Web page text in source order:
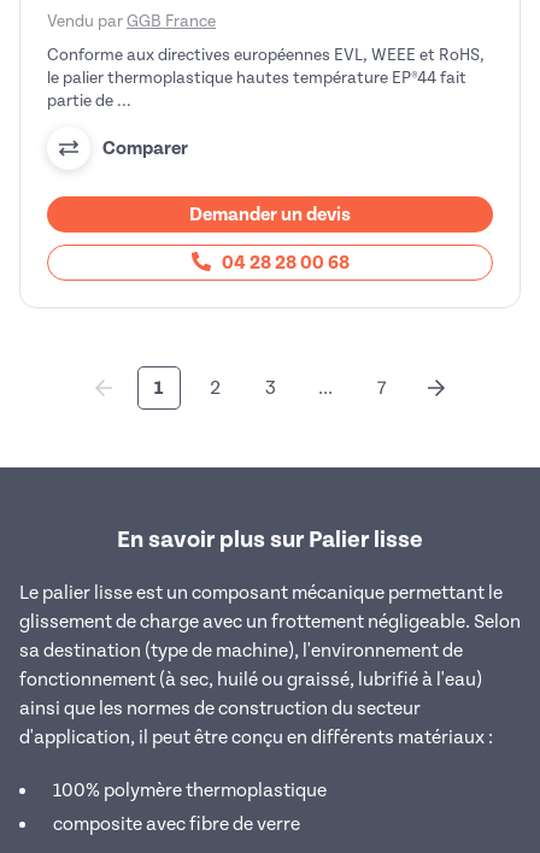
Vendu par GGB France
Conforme aux directives européennes EVL, WEEE et RoHS,
le palier thermoplastique hautes température EP®44 fait
partie de ...
Comparer
Demander un devis
04 28 28 00 68
1 2 3 ... 7
En savoir plus sur Palier lisse
Le palier lisse est un composant mécanique permettant le
glissement de charge avec un frottement négligeable. Selon
sa destination (type de machine), l'environnement de
fonctionnement (à sec, huilé ou graissé, lubrifié à l'eau)
ainsi que les normes de construction du secteur
d'application, il peut être conçu en différents matériaux :
100% polymère thermoplastique
composite avec fibre de verre